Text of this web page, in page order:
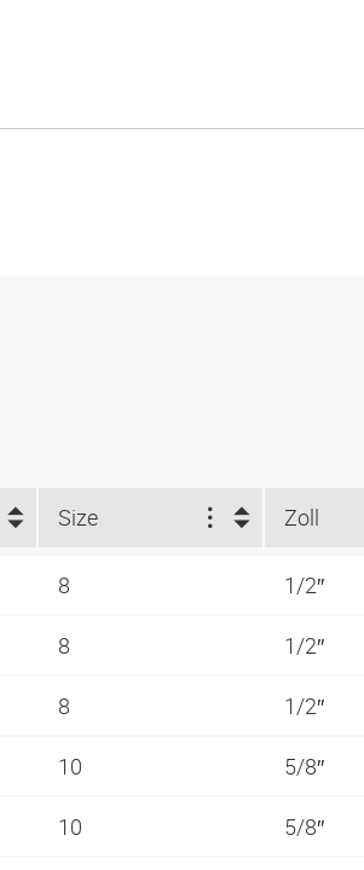
Size Zoll
8 1/2″
8 1/2″
8 1/2″
10 5/8″
10 5/8″